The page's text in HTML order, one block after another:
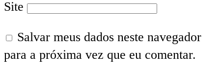
Site
Salvar meus dados neste navegador
para a próxima vez que eu comentar.